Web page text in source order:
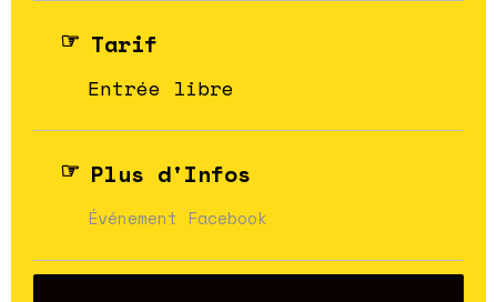
Tarif
Entrée libre
Plus d'Infos
Événement Facebook